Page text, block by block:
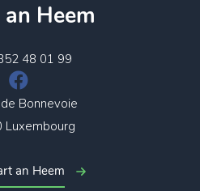
Heem
48 01 99
Bonnevoie
Luxembourg
an Heem